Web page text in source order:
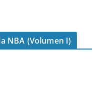
NBA (Volumen I)